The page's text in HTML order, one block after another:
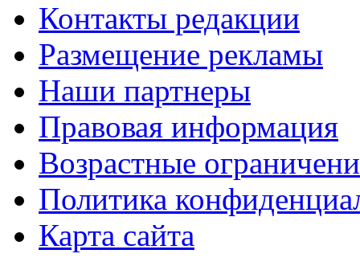
Контакты редакции
Размещение рекламы
Наши партнеры
Правовая информация
Возрастные
Политика
Карта сайта